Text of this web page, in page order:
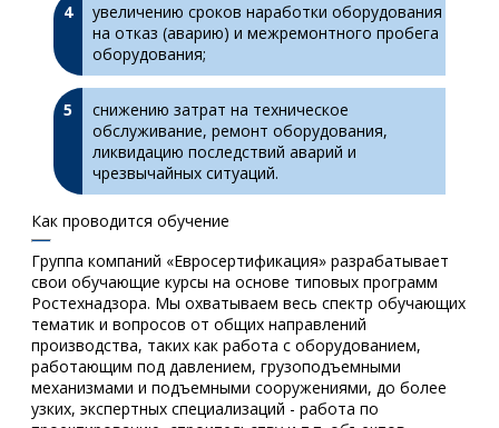
увеличению сроков наработки оборудования
на отказ (аварию) и межремонтного пробега
оборудования;
снижению затрат на техническое
обслуживание, ремонт оборудования,
ликвидацию последствий аварий и
чрезвычайных ситуаций.
Как проводится обучение
Группа компаний «Евросертификация» разрабатывает
свои обучающие курсы на основе типовых программ
Ростехнадзора. Мы охватываем весь спектр обучающих
тематик и вопросов от общих направлений
производства, таких как работа с оборудованием,
работающим под давлением, грузоподъемными
механизмами и подъемными сооружениями, до более
узких, экспертных специализаций - работа по